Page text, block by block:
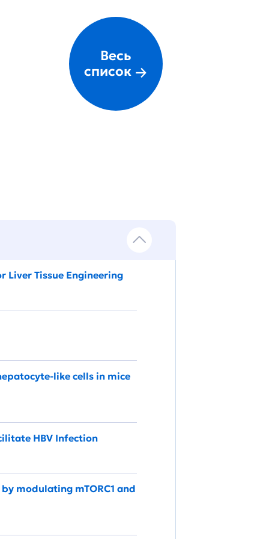
Весь
список
Liver Tissue Engineering
like cells in mice
HBV Infection
modulating mTORC1 and